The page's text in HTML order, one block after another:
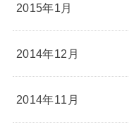
2015年1月
2014年12月
2014年11月